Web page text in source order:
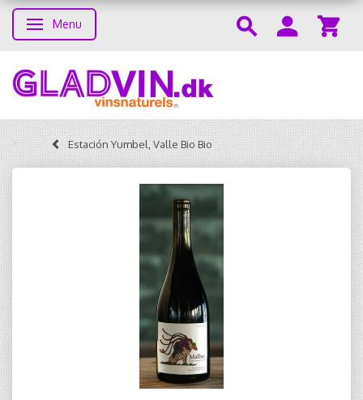
Toggle navigation
Menu
Estación Yumbel, Valle Bio Bio